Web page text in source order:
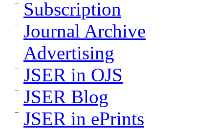
Subscription
Journal Archive
Advertising
JSER in OJS
JSER Blog
JSER in ePrints